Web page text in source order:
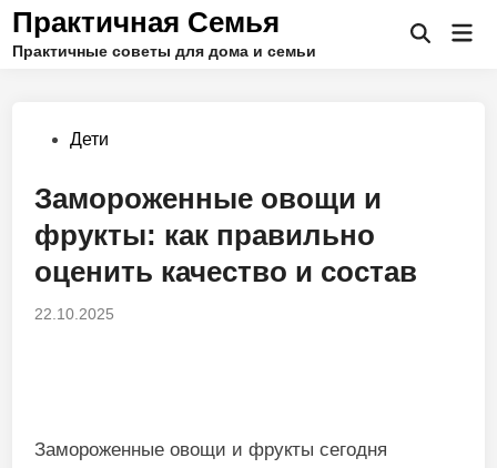
Перейти
содержимому
Практичная Семья
Практичные советы для дома и семьи
Открыть
Опубликовано
Дети
Замороженные овощи и
фрукты: как правильно
оценить качество и состав
22.10.2025
Замороженные овощи и фрукты сегодня